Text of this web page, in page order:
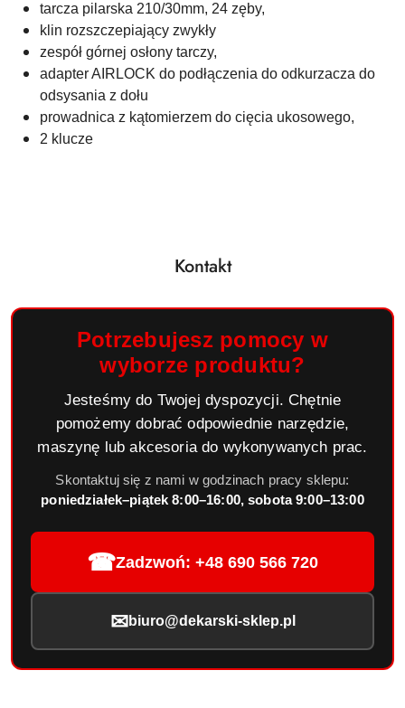
tarcza pilarska 210/30mm, 24 zęby,
klin rozszczepiający zwykły
zespół górnej osłony tarczy,
adapter AIRLOCK do podłączenia do odkurzacza do
odsysania z dołu
prowadnica z kątomierzem do cięcia ukosowego,
2 klucze
Kontakt
Potrzebujesz pomocy w
wyborze produktu?
Jesteśmy do Twojej dyspozycji. Chętnie
pomożemy dobrać odpowiednie narzędzie,
maszynę lub akcesoria do wykonywanych prac.
Skontaktuj się z nami w godzinach pracy sklepu:
poniedziałek–piątek 8:00–16:00, sobota 9:00–13:00
☎Zadzwoń: +48 690 566 720
✉ biuro@dekarski-sklep.pl